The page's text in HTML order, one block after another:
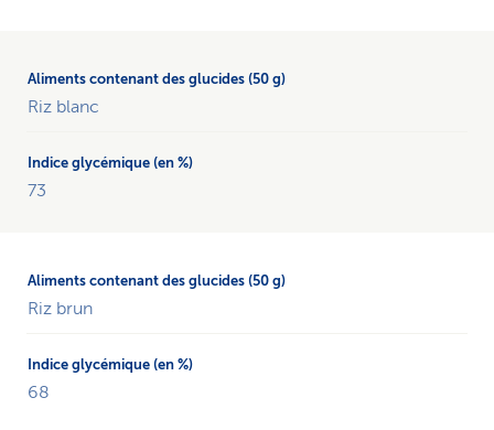
Riz blanc
73
Riz brun
68